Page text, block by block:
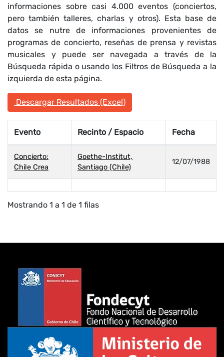
informaciones sobre casi 4.000 eventos (conciertos,
pero también talleres, charlas y otros). Esta base de
datos se nutre de informaciones provenientes de
programas de concierto, reseñas de prensa y revistas
musicales y puede ser navegada a través de la
Búsqueda rápida o usando los Filtros de Búsqueda a la
izquierda de esta página.
Descargar Resultados (Excel)
Evento Recinto / Espacio Fecha
Concierto:
Chile Crea
Goethe-Institut,
Santiago (Chile)
12/07/1988
Mostrando 1 a 1 de 1 filas